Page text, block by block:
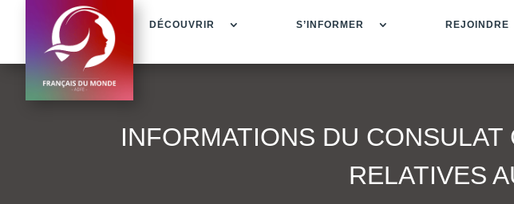
DÉCOUVRIR S’INFORMER REJOINDRE
INFORMATIONS DU
RELATIVES